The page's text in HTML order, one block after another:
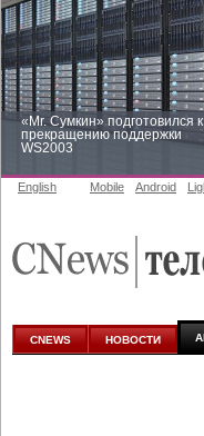
«Mr. Сумкин» подготовился к
прекращению поддержки
WS2003
аналитике
English Mobile Android
CNEWS НОВОСТИ